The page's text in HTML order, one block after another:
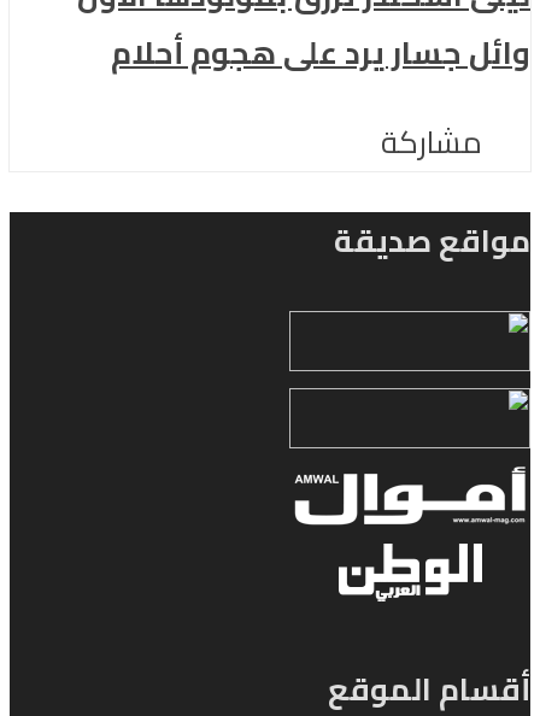
جسار يرد على هجوم أحلام
مشاركة
صديقة
الموقع